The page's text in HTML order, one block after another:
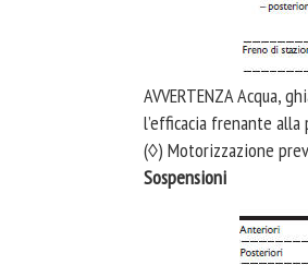
AVVERTENZA Acqua,
l’efficacia frenante alla
(◊) Motorizzazione
Sospensioni